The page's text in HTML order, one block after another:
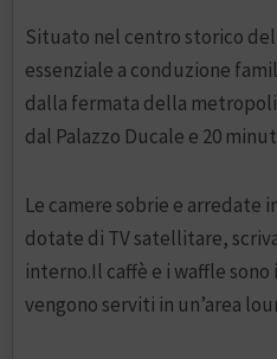
Situato nel centro storico
essenziale a conduzione
dalla fermata della
dal Palazzo Ducale e 20
Le camere sobrie e arredate
dotate di TV satellitare,
interno.Il caffè e i waffle
vengono serviti in un’area